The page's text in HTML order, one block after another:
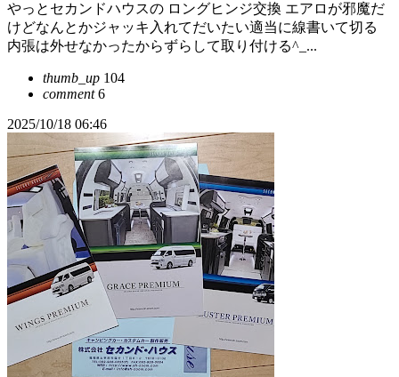
やっとセカンドハウスの ロングヒンジ交換 エアロが邪魔だ
けどなんとかジャッキ入れてだいたい適当に線書いて切る
内張は外せなかったからずらして取り付ける^_...
thumb_up 104
comment6
2025/10/18 06:46